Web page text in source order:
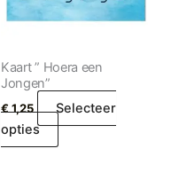
Kaart ” Hoera een
Jongen”
€1,25
Selecteer
opties